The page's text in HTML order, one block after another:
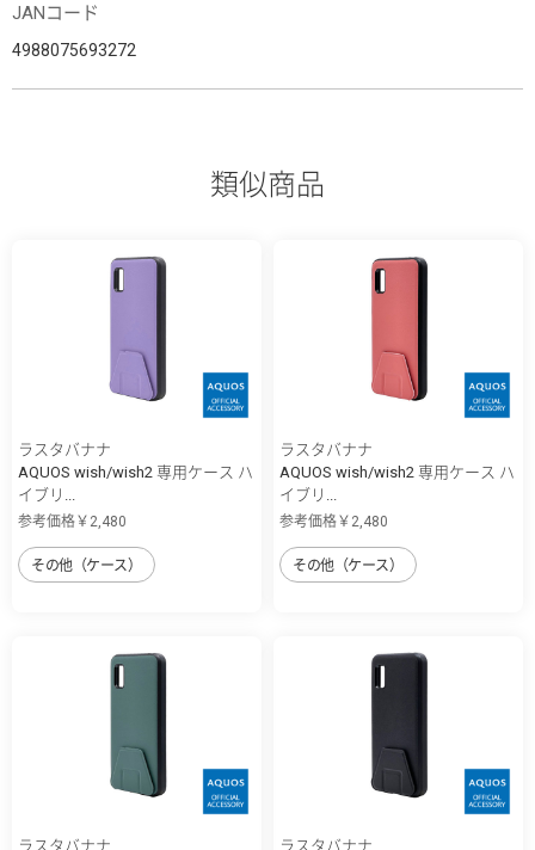
JANコード
4988075693272
類似商品
ラスタバナナ
AQUOS wish/wish2 専用ケース ハ
イブリ...
参考価格￥2,480
その他（ケース）
ラスタバナナ
AQUOS wish/wish2 専用ケース ハ
イブリ...
参考価格￥2,480
その他（ケース）
ラスタバナナ
ラスタバナナ